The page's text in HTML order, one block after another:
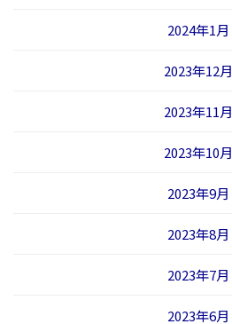
2024年1月
2023年12月
2023年11月
2023年10月
2023年9月
2023年8月
2023年7月
2023年6月